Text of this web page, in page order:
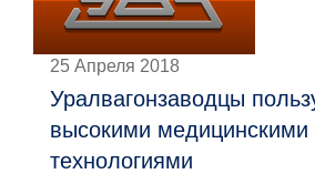
25 Апреля 2018
Уралвагонзаводцы
высокими медицинскими
технологиями